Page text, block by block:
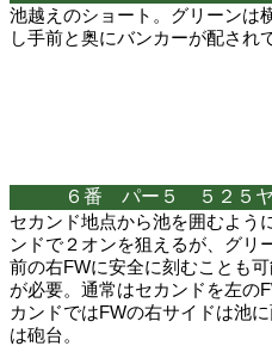
池越えのショート。グリーンは
し手前と奥にバンカーが配され
６番 パー５ ５２５
セカンド地点から池を囲むよう
ンドで２オンを狙えるが、グリ
前の右FWに安全に刻むことも
が必要。通常はセカンドを左の
カンドではFWの右サイドは池
は砲台。